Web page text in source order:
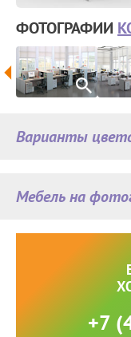
ФОТОГРАФИИ
Мебель на
Варианты
+7